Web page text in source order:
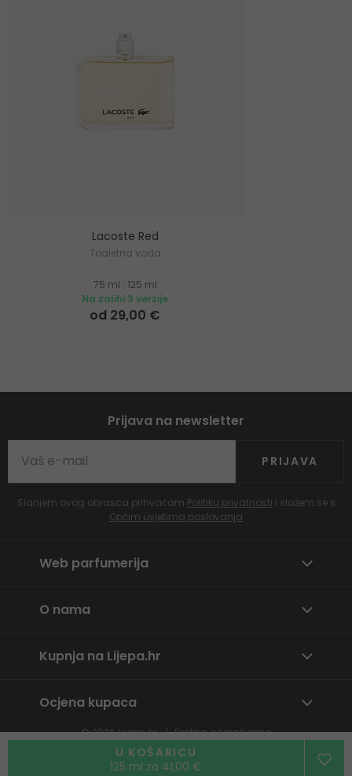
U KOŠARICU
125 ml za 41,00 €
Lacoste Red
Toaletna voda
75 ml
125 ml
Na zalihi 3 verzije
od 29,00 €
Prijava na newsletter
PRIJAVA
Slanjem ovog obrasca prihvaćam Politiku privatnosti i slažem se s
Općim uvjetima poslovanja
Web parfumerija
O nama
Kupnja na Lijepa.hr
Ocjena kupaca
© 2026Lijepa.hr
Politika o kolačićima
Prijavite neprikladan sadržaj
Bywpj.cz